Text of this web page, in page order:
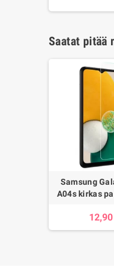
Saatat pitää
Samsung
A04s kirkas